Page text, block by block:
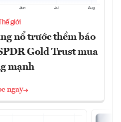
Thế giới
nổ trước thềm báo
Gold Trust mua
mạnh
ngay